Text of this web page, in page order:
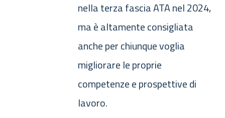
nella terza fascia ATA nel 2024,
ma è altamente consigliata
anche per chiunque voglia
migliorare le proprie
competenze e prospettive di
lavoro.